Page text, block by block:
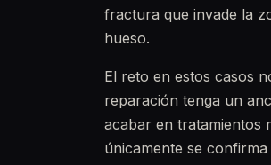
fractura que invade la
hueso.
El reto en estos casos
reparación tenga un
acabar en tratamientos
únicamente se